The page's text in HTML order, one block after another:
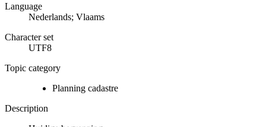
Language
Nederlands; Vlaams
Character set
UTF8
Topic category
Planning cadastre
Description